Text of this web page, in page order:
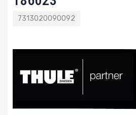
7313020090092